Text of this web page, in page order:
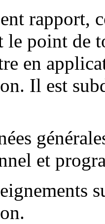
rapport,
point de
en
Il est
et